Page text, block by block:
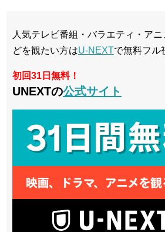
人気テレビ番組・バラエティ・ア
どを観たい方はU-NEXTで無料フル
初回31日無料！
UNEXTの公式サイト